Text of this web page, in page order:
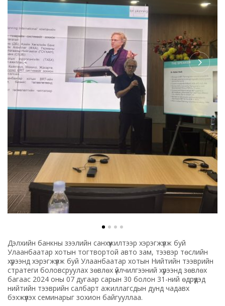
Дэлхийн банкны зээлийн санхүүжилтээр хэрэгжүүлж буй
Улаанбаатар хотын тогтвортой авто зам, тээвэр төслийн
хүрээнд хэрэгжүүлж буй Улаанбаатар хотын Нийтийн тээврийн
стратеги боловсруулах зөвлөх үйлчилгээний хүрээнд зөвлөх
багаас 2024 оны 07 дугаар сарын 30 болон 31-ний өдрүүдэд
нийтийн тээврийн салбарт ажиллагсдын дунд чадавх
бэхжүүлэх семинарыг зохион байгууллаа.